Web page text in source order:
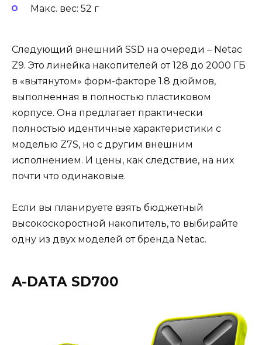
Макс. вес: 52 г
Следующий внешний SSD на очереди – Netac
Z9. Это линейка накопителей от 128 до 2000 ГБ
в «вытянутом» форм-факторе 1.8 дюймов,
выполненная в полностью пластиковом
корпусе. Она предлагает практически
полностью идентичные характеристики с
моделью Z7S, но с другим внешним
исполнением. И цены, как следствие, на них
почти что одинаковые.
Если вы планируете взять бюджетный
высокоскоростной накопитель, то выбирайте
одну из двух моделей от бренда Netac.
A-DATA SD700